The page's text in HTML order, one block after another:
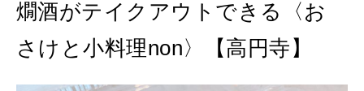
燗酒がテイクアウトできる〈お
さけと小料理non〉【高円寺】